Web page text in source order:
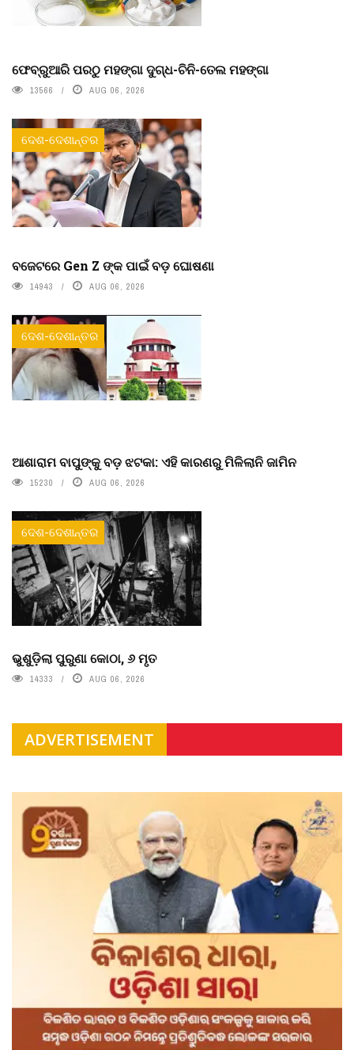
ଫେବ୍ରୁଆରି ପରଠୁ ମହଙ୍ଗା ଦୁଗ୍ଧ-ଚିନି-ତେଲ ମହଙ୍ଗା
13566 AUG 06, 2026
ଦେଶ-ଦେଶାନ୍ତର
ବଜେଟରେ Gen Z ଙ୍କ ପାଇଁ ବଡ଼ ଘୋଷଣା
14943 AUG 06, 2026
ଦେଶ-ଦେଶାନ୍ତର
ଆଶାରାମ ବାପୁଙ୍କୁ ବଡ଼ ଝଟକା: ଏହି କାରଣରୁ ମିଳିଲାନି ଜାମିନ
15230 AUG 06, 2026
ଦେଶ-ଦେଶାନ୍ତର
ଭୁଶୁଡ଼ିଲା ପୁରୁଣା କୋଠା, ୬ ମୃତ
14333 AUG 06, 2026
ADVERTISEMENT